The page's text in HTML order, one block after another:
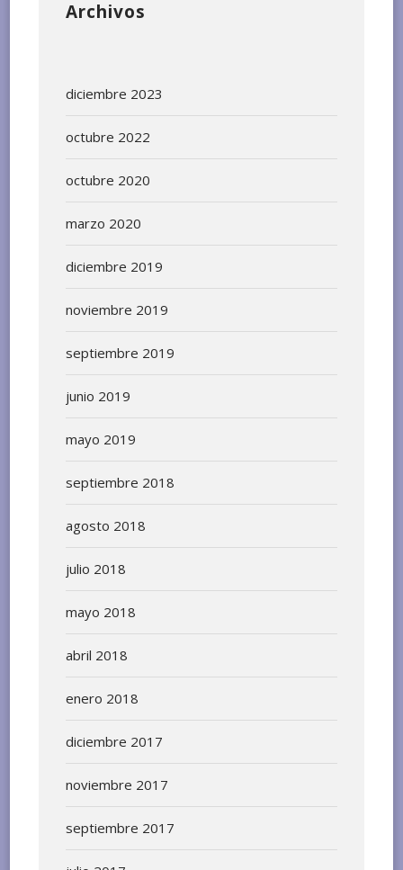
Archivos
diciembre 2023
octubre 2022
octubre 2020
marzo 2020
diciembre 2019
noviembre 2019
septiembre 2019
junio 2019
mayo 2019
septiembre 2018
agosto 2018
julio 2018
mayo 2018
abril 2018
enero 2018
diciembre 2017
noviembre 2017
septiembre 2017